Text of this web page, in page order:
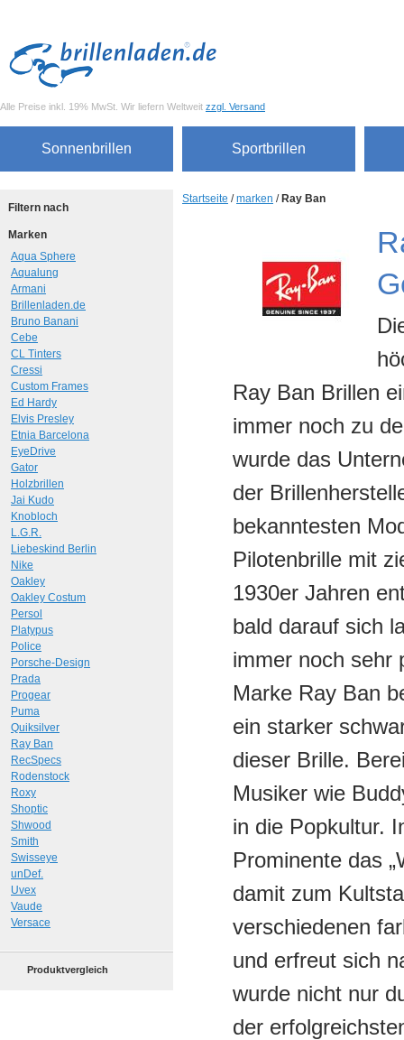
Alle Preise inkl. 19% MwSt. Wir liefern Weltweit zzgl. Versand
Sonnenbrillen Sportbrillen
Startseite /marken / Ray Ban
Ray Ban Brillen
immer noch zu
wurde das
der
bekanntesten
Pilotenbrille mit
1930er Jahren
bald darauf sich
immer noch sehr
Marke Ray Ban
ein starker
dieser Brille.
Musiker wie
in die Popkultur.
Prominente das
damit zum
verschiedenen
und erfreut sich
wurde nicht nur
der
Filtern nach
Marken
Aqua Sphere
Aqualung
Armani
Brillenladen.de
Bruno Banani
Cebe
CL Tinters
Cressi
Custom Frames
Ed Hardy
Elvis Presley
Etnia Barcelona
EyeDrive
Gator
Holzbrillen
Jai Kudo
Knobloch
L.G.R.
Liebeskind Berlin
Nike
Oakley
Oakley Costum
Persol
Platypus
Police
Porsche-Design
Prada
Progear
Puma
Quiksilver
Ray Ban
RecSpecs
Rodenstock
Roxy
Shoptic
Shwood
Smith
Swisseye
unDef.
Uvex
Vaude
Versace
Produktvergleich